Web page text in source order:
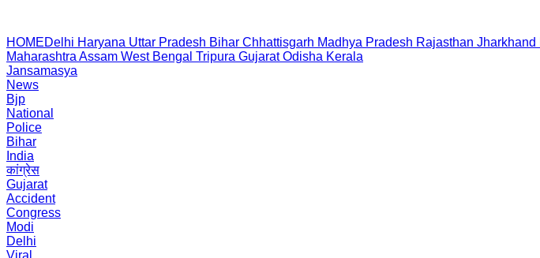
HOMEDelhi Haryana Uttar Pradesh Bihar Chhattisgarh Madhya Pradesh Rajasthan Jharkhand
Maharashtra Assam West Bengal Tripura Gujarat Odisha Kerala
Jansamasya
News
Bjp
National
Police
Bihar
India
कांग्रेस
Gujarat
Accident
Congress
Modi
Delhi
Viral